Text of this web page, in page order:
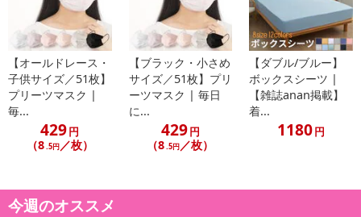
ど・茶色や黒の斑点がある場合がございますが、品質上問題はござ
いませんのでご了承下さい。
●環境に配慮しできる限りコンパクトな梱包を心掛けています。そ
の為、多少商品に折り目がつくことがありますが、4ー5日使用して
いただくと馴染んで目立たなくなります。何卒ご了承ください
●ロット単位の製造商品のため1〜3cm程短い、長い場合がござい
●海外からの輸入商品について、海外の工場での縫製は日本の工場
【オールドレース・
子供サイズ／51枚】
プリーツマスク |
毎...
429円
（8.5円／枚）
【ブラック・小さめ
サイズ／51枚】プリ
ーツマスク | 毎日
に...
429円
（8.5円 ／枚）
【ダブル/ブルー】
ボックスシーツ |
【雑誌anan掲載】
着...
1180円
今週のオススメ